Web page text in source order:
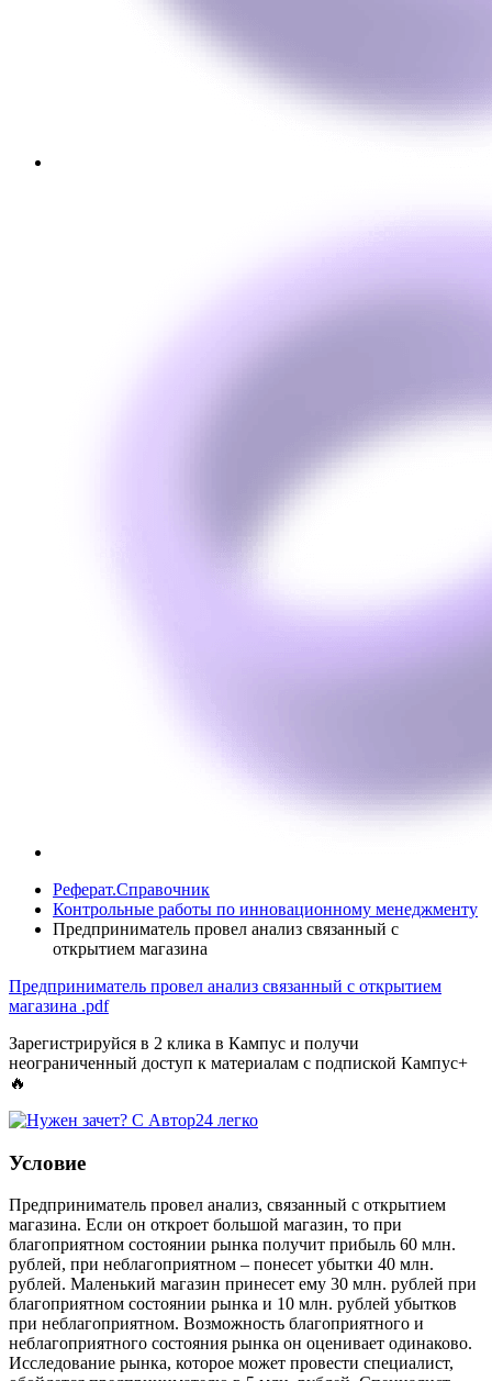
Реферат.Справочник
Контрольные работы по инновационному менеджменту
Предприниматель провел анализ связанный с
открытием магазина
Предприниматель провел анализ связанный с открытием
магазина .pdf
Зарегистрируйся в 2 клика в Кампус и получи
неограниченный доступ к материалам с подпиской Кампус+
🔥
Условие
Предприниматель провел анализ, связанный с открытием
магазина. Если он откроет большой магазин, то при
благоприятном состоянии рынка получит прибыль 60 млн.
рублей, при неблагоприятном – понесет убытки 40 млн.
рублей. Маленький магазин принесет ему 30 млн. рублей при
благоприятном состоянии рынка и 10 млн. рублей убытков
при неблагоприятном. Возможность благоприятного и
неблагоприятного состояния рынка он оценивает одинаково.
Исследование рынка, которое может провести специалист,